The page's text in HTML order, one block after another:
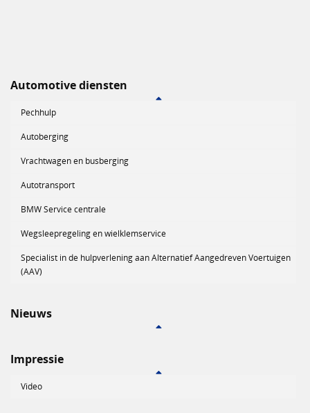
Automotive diensten
Pechhulp
Autoberging
Vrachtwagen en busberging
Autotransport
BMW Service centrale
Wegsleepregeling en wielklemservice
Specialist in de hulpverlening aan Alternatief Aangedreven Voertuigen
(AAV)
Nieuws
Impressie
Video